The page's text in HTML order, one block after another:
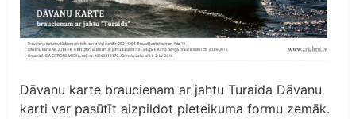
Dāvanu karte braucienam ar jahtu Turaida Dāvanu
karti var pasūtīt aizpildot pieteikuma formu zemāk.